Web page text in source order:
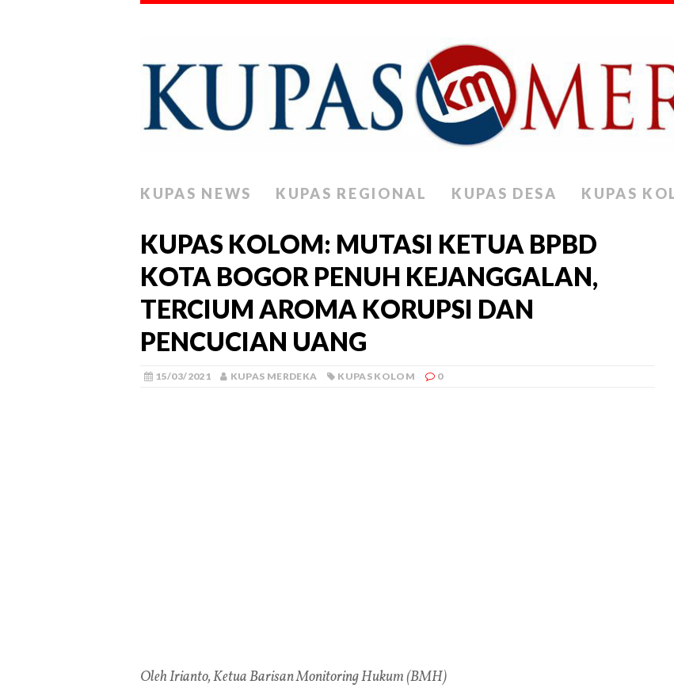
KUPAS NEWS KUPAS REGIONAL KUPAS DESA KUPAS
KUPAS KOLOM: MUTASI KETUA BPBD
KOTA BOGOR PENUH KEJANGGALAN,
TERCIUM AROMA KORUPSI DAN
PENCUCIAN UANG
15/03/2021 KUPAS MERDEKA KUPAS KOLOM 0
Oleh Irianto, Ketua Barisan Monitoring Hukum (BMH)